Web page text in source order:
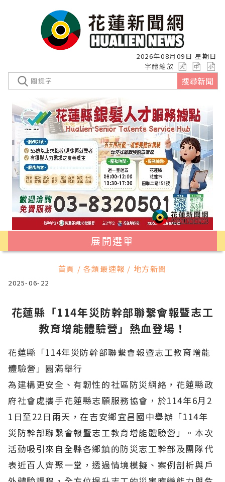
2026年08月09日 星期日
字體縮放
搜尋新聞
展開選單
首頁 / 各類最速報 / 地方新聞
2025-06-22
花蓮縣「114年災防幹部聯繫會報暨志工
教育增能體驗營」熱血登場！
花蓮縣「114年災防幹部聯繫會報暨志工教育增能
體驗營」圓滿舉行
為建構更安全、有韌性的社區防災網絡，花蓮縣政
府社會處攜手花蓮縣志願服務協會，於114年6月2
1日至22日兩天，在吉安鄉宜昌國中舉辦「114年
災防幹部聯繫會報暨志工教育增能體驗營」。本次
活動吸引來自全縣各鄉鎮的防災志工幹部及團隊代
表近百人齊聚一堂，透過情境模擬、案例剖析與戶